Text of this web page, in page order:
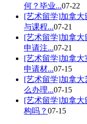
何？毕业...07-22
[艺术留学]加拿大
与课程...07-21
[艺术留学]加拿大
申请注...07-21
[艺术留学]加拿大
申请材...07-15
[艺术留学]加拿大
么办理...07-15
[艺术留学]加拿大
构吗？ 07-15